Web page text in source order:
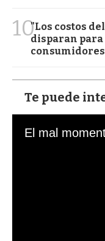
10"Los costos
disparan
Te puede